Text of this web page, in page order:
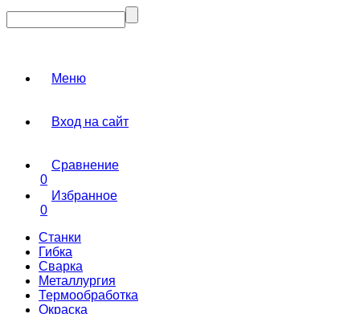
Меню
Вход на сайт
Сравнение
0
Избранное
0
Станки
Гибка
Сварка
Металлургия
Термообработка
Окраска